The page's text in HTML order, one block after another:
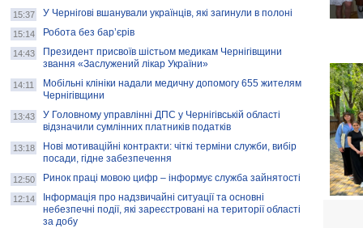
Золота тварина: видання Forbes
написало про чернігівця Патрона: хто і
скільки на ньому заробляє? І куди
витрачають?
15:37 У Чернігові вшанували українців, які загинули в полоні
15:14 Робота без бар’єрів
14:43
Президент присвоїв шістьом медикам Чернігівщини
звання «Заслужений лікар України»
14:11
Мобільні клініки надали медичну допомогу 655 жителям
Чернігівщини
13:43
У Головному управлінні ДПС у Чернігівській області
відзначили сумлінних платників податків
13:18
Нові мотиваційні контракти: чіткі терміни служби, вибір
посади, гідне забезпечення
12:50 Ринок праці мовою цифр – інформує служба зайнятості
12:14
Інформація про надзвичайні ситуації та основні
небезпечні події, які зареєстровані на території області
за добу